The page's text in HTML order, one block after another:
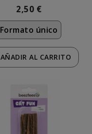
2,50 €
Formato único
AÑADIRAL CARRITO